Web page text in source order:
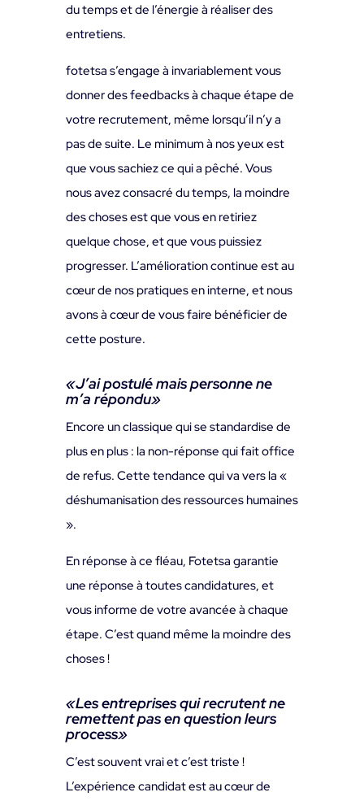
du temps et de l’énergie à réaliser des
entretiens.
fotetsa s’engage à invariablement vous
donner des feedbacks à chaque étape de
votre recrutement, même lorsqu’il n’y a
pas de suite. Le minimum à nos yeux est
que vous sachiez ce qui a pêché. Vous
nous avez consacré du temps, la moindre
des choses est que vous en retiriez
quelque chose, et que vous puissiez
progresser. L’amélioration continue est au
cœur de nos pratiques en interne, et nous
avons à cœur de vous faire bénéficier de
cette posture.
«J’ai postulé mais personne ne
m’a répondu»
Encore un classique qui se standardise de
plus en plus : la non-réponse qui fait office
de refus. Cette tendance qui va vers la «
déshumanisation des ressources humaines
».
En réponse à ce fléau, Fotetsa garantie
une réponse à toutes candidatures, et
vous informe de votre avancée à chaque
étape. C’est quand même la moindre des
choses !
«Les entreprises qui recrutent ne
remettent pas en question leurs
process»
C’est souvent vrai et c’est triste !
L’expérience candidat est au cœur de